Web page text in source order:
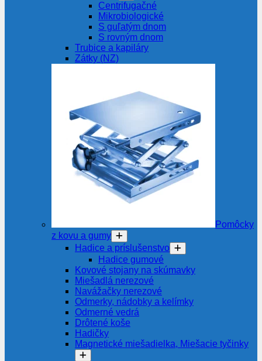
Centrifugačné
Mikrobiologické
S guľatým dnom
S rovným dnom
Trubice a kapiláry
Zátky (NZ)
Pomôcky
z kovu a gumy
Hadice a príslušenstvo
Hadice gumové
Kovové stojany na skúmavky
Miešadlá nerezové
Navážačky nerezové
Odmerky, nádobky a kelímky
Odmerné vedrá
Drôtené koše
Hadičky
Magnetické miešadielka, Miešacie tyčinky